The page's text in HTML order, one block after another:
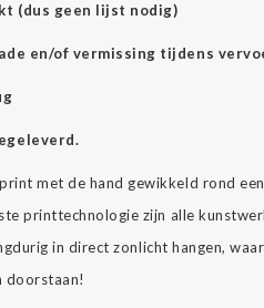
(dus geen lijst nodig)
en/of vermissing tijdens
met de hand gewikkeld rond
printtechnologie zijn alle
in direct zonlicht hangen,
doorstaan!